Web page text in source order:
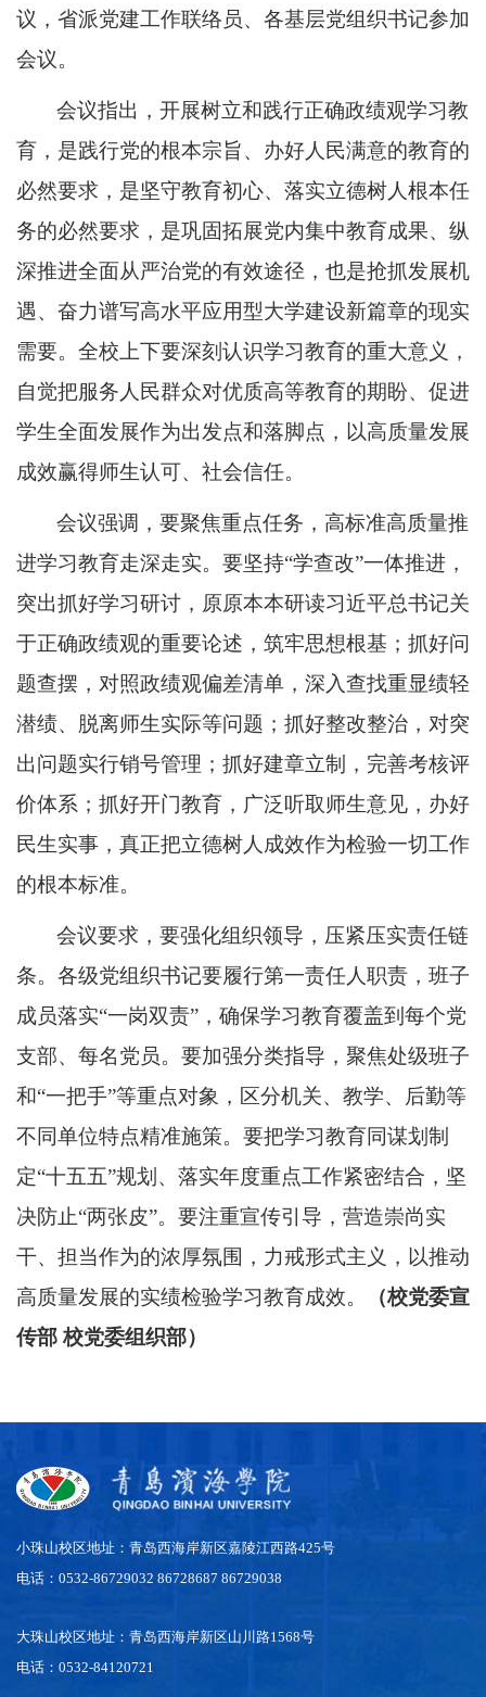
议，省派党建工作联络员、各基层党组织书记参加
会议。
会议指出，开展树立和践行正确政绩观学习教
育，是践行党的根本宗旨、办好人民满意的教育的
必然要求，是坚守教育初心、落实立德树人根本任
务的必然要求，是巩固拓展党内集中教育成果、纵
深推进全面从严治党的有效途径，也是抢抓发展机
遇、奋力谱写高水平应用型大学建设新篇章的现实
需要。全校上下要深刻认识学习教育的重大意义，
自觉把服务人民群众对优质高等教育的期盼、促进
学生全面发展作为出发点和落脚点，以高质量发展
成效赢得师生认可、社会信任。
会议强调，要聚焦重点任务，高标准高质量推
进学习教育走深走实。要坚持“学查改”一体推进，
突出抓好学习研讨，原原本本研读习近平总书记关
于正确政绩观的重要论述，筑牢思想根基；抓好问
题查摆，对照政绩观偏差清单，深入查找重显绩轻
潜绩、脱离师生实际等问题；抓好整改整治，对突
出问题实行销号管理；抓好建章立制，完善考核评
价体系；抓好开门教育，广泛听取师生意见，办好
民生实事，真正把立德树人成效作为检验一切工作
的根本标准。
会议要求，要强化组织领导，压紧压实责任链
条。各级党组织书记要履行第一责任人职责，班子
成员落实“一岗双责”，确保学习教育覆盖到每个党
支部、每名党员。要加强分类指导，聚焦处级班子
和“一把手”等重点对象，区分机关、教学、后勤等
不同单位特点精准施策。要把学习教育同谋划制
定“十五五”规划、落实年度重点工作紧密结合，坚
决防止“两张皮”。要注重宣传引导，营造崇尚实
干、担当作为的浓厚氛围，力戒形式主义，以推动
高质量发展的实绩检验学习教育成效。
（校党委宣
传部 校党委组织部）
小珠山校区地址：青岛西海岸新区嘉陵江西路425号
电话：0532-86729032 86728687 86729038
大珠山校区地址：青岛西海岸新区山川路1568号
电话：0532-84120721